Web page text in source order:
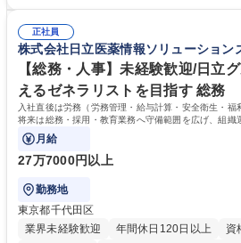
募集職種 【大阪・京都・滋賀】営業事務 ※未
えて、お客様や社員の状況に合わせ、能動的
待され。組織を支えるスペシャリストとして
社員から頼られる存在になることができま
務の持ち帰りも禁止されており、メリハリの
歴・資格 学歴：大学院 大学 高専 短大 語学力
正社員
株式会社日立医薬情報ソリューション
【総務・人事】未経験歓迎/日立
えるゼネラリストを目指す 総務
入社直後は労務（労務管理・給与計算・安全衛生・福
将来は総務・採用・教育業務へ守備範囲を広げ、組織
ます。
月給
27万7000円以上
勤務地
東京都千代田区
業界未経験歓迎
年間休日120日以上
資